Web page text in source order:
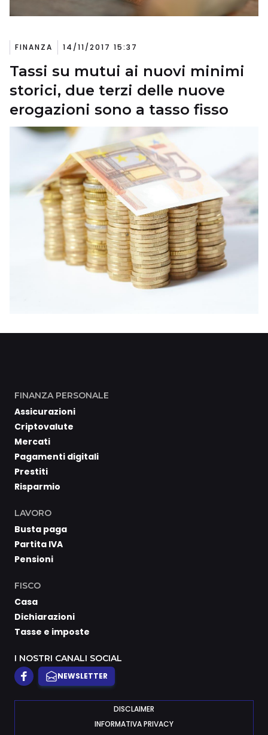
FINANZA 14/11/2017 15:37
Tassi su mutui ai nuovi minimi
storici, due terzi delle nuove
erogazioni sono a tasso fisso
FINANZA PERSONALE
Assicurazioni
Criptovalute
Mercati
Pagamenti digitali
Prestiti
Risparmio
LAVORO
Busta paga
Partita IVA
Pensioni
FISCO
Casa
Dichiarazioni
Tasse e imposte
I NOSTRI CANALI SOCIAL
NEWSLETTER
DISCLAIMER
INFORMATIVA PRIVACY